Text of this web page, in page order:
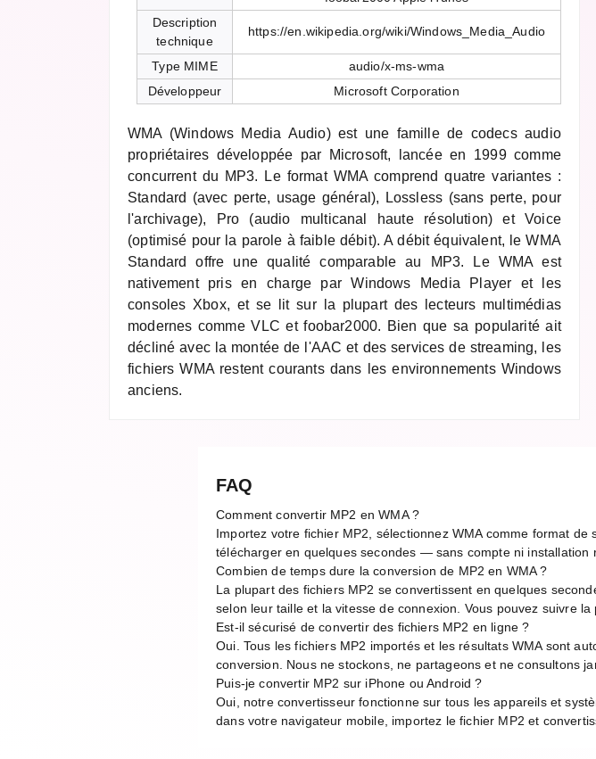
Description
technique
https://en.wikipedia.org/wiki/Windows_Media_Audio
Type MIME
audio/x-ms-wma
Développeur
Microsoft Corporation
WMA (Windows Media Audio) est une famille de codecs audio
propriétaires développée par Microsoft, lancée en 1999 comme
concurrent du MP3. Le format WMA comprend quatre variantes :
Standard (avec perte, usage général), Lossless (sans perte, pour
l'archivage), Pro (audio multicanal haute résolution) et Voice
(optimisé pour la parole à faible débit). A débit équivalent, le WMA
Standard offre une qualité comparable au MP3. Le WMA est
nativement pris en charge par Windows Media Player et les
consoles Xbox, et se lit sur la plupart des lecteurs multimédias
modernes comme VLC et foobar2000. Bien que sa popularité ait
décliné avec la montée de l'AAC et des services de streaming, les
fichiers WMA restent courants dans les environnements Windows
anciens.
FAQ
Comment convertir MP2 en WMA ?
Importez votre fichier MP2, sélectionnez WMA comme format
télécharger en quelques secondes — sans compte ni installation
Combien de temps dure la conversion de MP2 en WMA ?
La plupart des fichiers MP2 se convertissent en quelques
selon leur taille et la vitesse de connexion. Vous pouvez suivre
Est-il sécurisé de convertir des fichiers MP2 en ligne ?
Oui. Tous les fichiers MP2 importés et les résultats WMA sont
conversion. Nous ne stockons, ne partageons et ne consultons
Puis-je convertir MP2 sur iPhone ou Android ?
Oui, notre convertisseur fonctionne sur tous les appareils et
dans votre navigateur mobile, importez le fichier MP2 et